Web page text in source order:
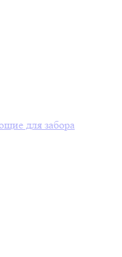
для забора